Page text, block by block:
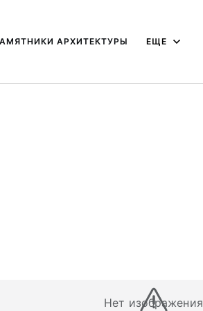
АРХИТЕКТУРЫ ЕЩЕ
Нет изображения